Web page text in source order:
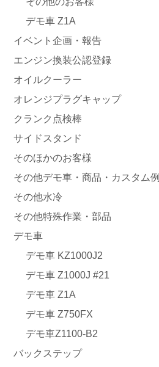
デモ車 Z1A
イベント企画・報告
エンジン換装公認登録
オイルクーラー
オレンジプラグキャップ
クランク点検棒
サイドスタンド
そのほかのお客様
その他デモ車・商品・カスタム例
その他水冷
その他特殊作業・部品
デモ車
デモ車 KZ1000J2
デモ車 Z1000J #21
デモ車 Z1A
デモ車 Z750FX
デモ車Z1100-B2
バックステップ